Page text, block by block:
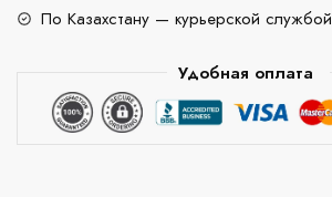
По Казахстану — курьерской службой
Удобная оплата